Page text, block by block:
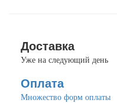
Доставка
Уже на следующий день
Оплата
Множество форм оплаты